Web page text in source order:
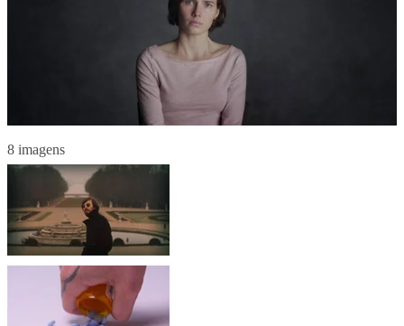
8 imagens